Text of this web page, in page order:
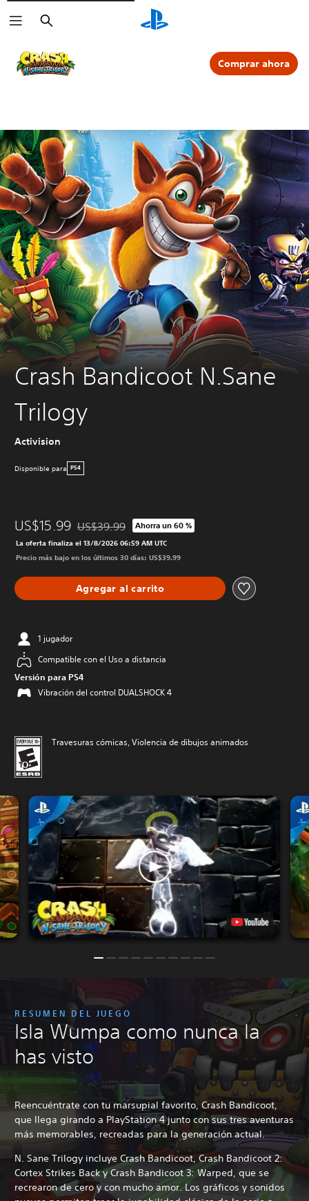
Buscar
Comprar ahora
Crash Bandicoot N.Sane
Trilogy
Activision
Disponible para PS4
US$15.99 Rebajado del precio original de US$39.99
US$39.99 Ahorra un 60 %
La oferta finaliza el 13/8/2026 06:59 AM UTC
Precio más bajo en los últimos 30 días: US$39.99
Agregar al carrito
1 jugador
Compatible con el Uso a distancia
Versión para PS4
Vibración del control DUALSHOCK 4
Travesuras cómicas, Violencia de dibujos animados
RESUMEN DEL JUEGO
Isla Wumpa como nunca la
has visto
Reencuéntrate con tu marsupial favorito, Crash Bandicoot,
que llega girando a PlayStation 4 junto con sus tres aventuras
más memorables, recreadas para la generación actual.
N. Sane Trilogy incluye Crash Bandicoot, Crash Bandicoot 2:
Cortex Strikes Back y Crash Bandicoot 3: Warped, que se
recrearon de cero y con mucho amor. Los gráficos y sonidos